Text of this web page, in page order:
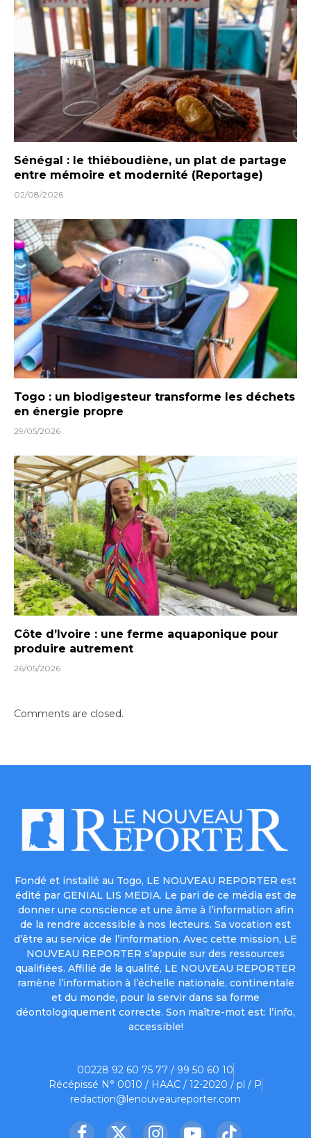
Sénégal : le thiéboudiène, un plat de partage
entre mémoire et modernité (Reportage)
02/08/2026
Togo : un biodigesteur transforme les déchets
en énergie propre
29/05/2026
Côte d’Ivoire : une ferme aquaponique pour
produire autrement
26/05/2026
Comments are closed.
Fondé et installé au Togo, LE NOUVEAU REPORTER est
édité par GENIAL LIS MEDIA. Le pari de ce média est de
donner une conscience et une âme à l’information afin
de la rendre accessible à nos lecteurs. Sa vocation est
d’être au service de l’information. Avec cette mission, LE
NOUVEAU REPORTER s’appuie sur des ressources
qualifiées. Affilié de la qualité, LE NOUVEAU REPORTER
ramène l’information à l’échelle nationale, continentale
et du monde, pour la servir dans sa forme
déontologiquement correcte. Son maître-mot est: l’info,
accessible!
00228 92 60 75 77 / 99 50 60 10
Récépissé N° 0010 / HAAC / 12-2020 / pl / P
redaction@lenouveaureporter.com